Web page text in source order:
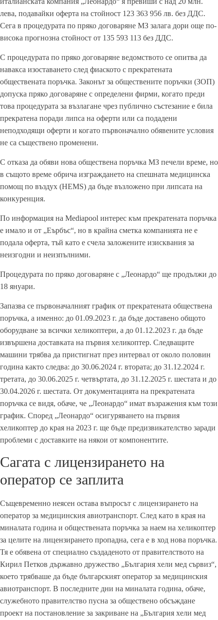
лева, подавайки оферта на стойност 123 363 956 лв. без ДДС.
Сега в процедурата по пряко договаряне МЗ залага дори още по-
висока прогнозна стойност от 135 593 113 без ДДС.
С процедурата по пряко договаряне ведомството се опитва да
навакса изоставането след фиаското с прекратената
обществената поръчка. Законът за обществените поръчки (ЗОП)
допуска пряко договаряне с определени фирми, когато преди
това процедурата за възлагане чрез публично състезание е била
прекратена поради липса на оферти или са подадени
неподходящи оферти и когато първоначално обявените условия
не са съществено променени.
С отказа да обяви нова обществена поръчка МЗ печели време, но
в същото време обрича изграждането на спешната медицинска
помощ по въздух (HEMS) да бъде възложено при липсата на
конкуренция.
По информация на Mediapool интерес към прекратената поръчка
е имало и от „Eърбъс“, но в крайна сметка компанията не е
подала оферта, тъй като е счела заложените изисквания за
неизгодни и неизпълними.
Процедурата по пряко договаряне с „Леонардо“ ще продължи до
18 януари.
Запазва се първоначалният график от прекратената обществена
поръчка, а именно: до 01.09.2023 г. да бъде доставено общото
оборудване за всички хеликоптери, а до 01.12.2023 г. да бъде
извършена доставката на първия хеликоптер. Следващите
машини трябва да пристигнат през интервал от около половин
година както следва: до 30.06.2024 г. втората; до 31.12.2024 г.
третата, до 30.06.2025 г. четвъртата, до 31.12.2025 г. шестата и до
30.04.2026 г. шестата. От документацията на прекратената
поръчка се видя, обаче, че „Леонардо“ имат възражения към този
график. Според „Леонардо“ осигуряването на първия
хеликоптер до края на 2023 г. ще бъде предизвикателство заради
проблеми с доставките на някои от компонентите.
Сагата с лицензирането на
оператор се заплита
Същевременно неясен остава въпросът с лицензирането на
оператор за медицинския авиотранспорт. След като в края на
миналата година и обществената поръчка за наем на хеликоптер
за целите на лицензирането пропадна, сега е в ход нова поръчка.
Тя е обявена от специално създаденото от правителството на
Кирил Петков държавно дружество „България хели мед сървиз“,
което трябваше да бъде българският оператор за медицинския
авиотранспорт. В последните дни на миналата година, обаче,
служебното правителство пусна за обществено обсъждане
проект на постановление за закриване на „България хели мед